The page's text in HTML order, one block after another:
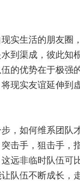
实生活的朋友圈
到渠成，彼此知
的优势在于极强
现实友谊延伸到
，如何维系团队
击手，狙击手，
远非临时队伍可
队伍不断成长，